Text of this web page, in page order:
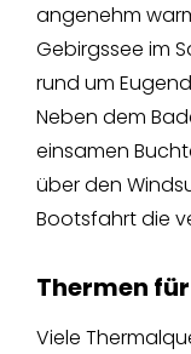
angenehm
Gebirgssee im
rund um
Neben dem
einsamen
über den
Bootsfahrt die
Thermen
Viele